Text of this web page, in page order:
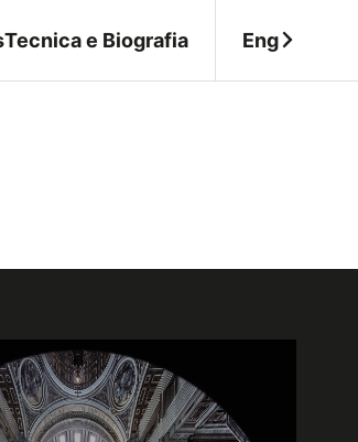
Tecnica e Biografia Eng